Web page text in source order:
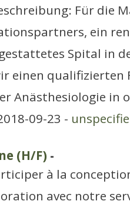
Für die
ein
Spital in
einen
Anästhesiologie in
09-23 -
(H/F) -
à la
avec notre